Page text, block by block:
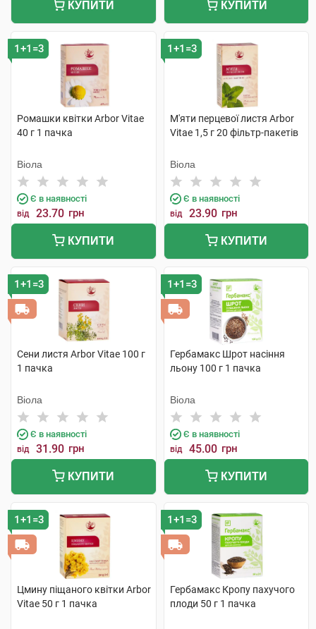
КУПИТИ КУПИТИ
1+1=3
Ромашки квітки Arbor Vitae
40 г 1 пачка
Віола
Є в наявності
від 23.70 грн
КУПИТИ
1+1=3
М'яти перцевої листя Arbor
Vitae 1,5 г 20 фільтр-пакетів
Віола
Є в наявності
від 23.90 грн
КУПИТИ
1+1=3
Сени листя Arbor Vitae 100 г
1 пачка
Віола
Є в наявності
від 31.90 грн
КУПИТИ
1+1=3
Гербамакс Шрот насіння
льону 100 г 1 пачка
Віола
Є в наявності
від 45.00 грн
КУПИТИ
1+1=3
Цмину піщаного квітки Arbor
Vitae 50 г 1 пачка
1+1=3
Гербамакс Кропу пахучого
плоди 50 г 1 пачка